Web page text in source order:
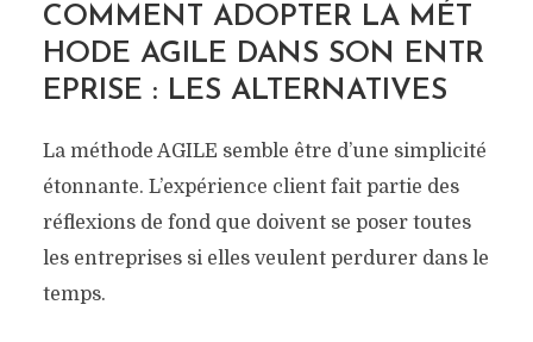
COMMENT ADOPTER LA MÉT
HODE AGILE DANS SON ENTR
EPRISE : LES ALTERNATIVES
La méthode AGILE semble être d’une simplicité
étonnante. L’expérience client fait partie des
réflexions de fond que doivent se poser toutes
les entreprises si elles veulent perdurer dans le
temps.